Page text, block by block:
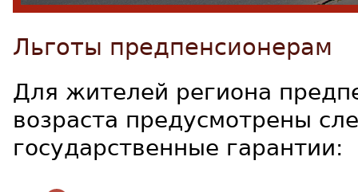
Льготы предпенсионерам
Для жителей региона
возраста предусмотрены
государственные гарантии: